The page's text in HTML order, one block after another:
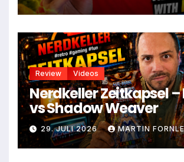
Review Videos
Nerdkeller Zeitkapsel –
vs Shadow Weaver
29. JULI 2026 MARTIN